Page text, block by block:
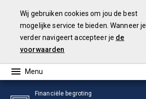
Wij gebruiken cookies om jou de best
mogelijke service te bieden. Wanneer je
verder navigeert accepteer je de
voorwaarden
Financiële begroting